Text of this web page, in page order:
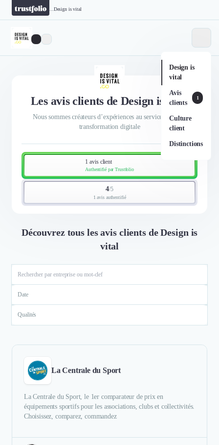
Design is vital
Design is
vital
Avis
clients
1
Culture
client
Distinctions
Les avis clients de Design is vital
Nous sommes créateurs d’expériences au service de votre
transformation digitale
1 avis client
Authentifié par Trustfolio
4/5
1 avis authentifié
Découvrez tous les avis clients de Design is
vital
Date
Qualités
La Centrale du Sport
La Centrale du Sport, le 1er comparateur de prix en
équipements sportifs pour les associations, clubs et collectivités.
Choisissez, comparez, commandez